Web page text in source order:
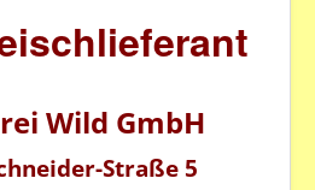
Wild GmbH
Straße 5